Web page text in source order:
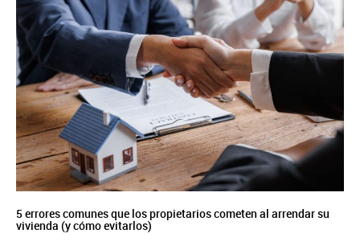
5 errores comunes que los propietarios cometen al arrendar su
vivienda (y cómo evitarlos)